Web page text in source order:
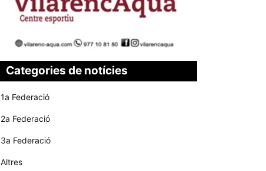
Categories de notícies
1a Federació
2a Federació
3a Federació
Altres